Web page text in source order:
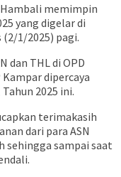
memimpin
yang digelar di
1/2025) pagi.
dan THL di OPD
dipercaya
2025 ini.
terimakasih
dari para ASN
sehingga sampai saat